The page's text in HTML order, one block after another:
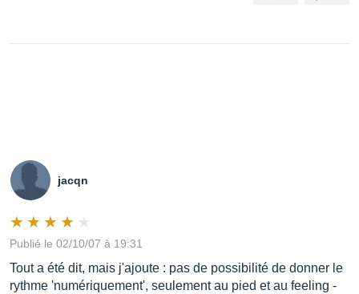
jacqn
Publié le 02/10/07 à 19:31
Tout a été dit, mais j'ajoute : pas de possibilité de donner le
rythme 'numériquement', seulement au pied et au feeling -